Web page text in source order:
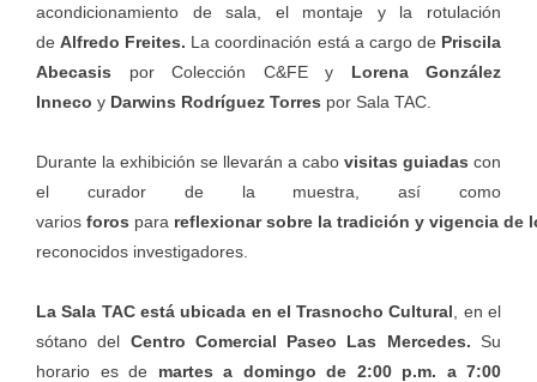
acondicionamiento de sala, el montaje y la rotulación
deAlfredo Freites. La coordinación está a cargo de Priscila
Abecasis por Colección C&FE y Lorena González
Inneco y Darwins Rodríguez Torres por Sala TAC.
Durante la exhibición se llevarán a cabo visitas guiadas con
el curador de la muestra, así como
varios foros para reflexionar sobre la tradición y vigencia de
reconocidos investigadores.
La Sala TAC está ubicada en el Trasnocho Cultural , en el
sótano del Centro Comercial Paseo Las Mercedes. Su
horario es de martes a domingo de 2:00 p.m. a 7:00